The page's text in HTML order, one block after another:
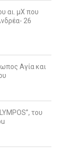
αι. μΧ που
26
Αγία και
του